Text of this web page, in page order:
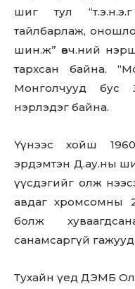
шиг тул
тайлбарлаж,
шин.ж” өвч.ний
тархсан байна.
Монголчууд бус
нэрлэдэг байна.
Үүнээс хойш
эрдэмтэн Д.ау.ны
үүсдэгийг олж
авдаг хромсомны
болж
санамсаргүй
Тухайн үед ДЭМБ